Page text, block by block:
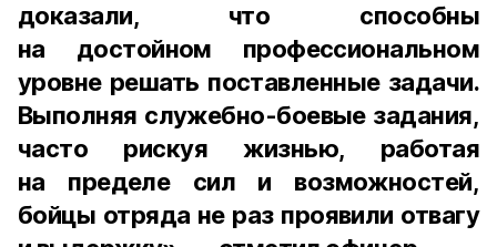
доказали, что способны
на достойном профессиональном
уровне решать поставленные задачи.
Выполняя служебно-боевые задания,
часто рискуя жизнью, работая
на пределе сил и возможностей,
бойцы отряда не раз проявили отвагу